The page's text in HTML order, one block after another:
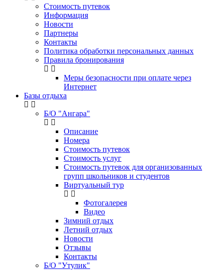
Стоимость путевок
Информация
Новости
Партнеры
Контакты
Политика обработки персональных данных
Правила бронирования
Меры безопасности при оплате через
Интернет
Базы отдыха
Б/О "Ангара"
Описание
Номера
Стоимость путевок
Стоимость услуг
Стоимость путевок для организованных
групп школьников и студентов
Виртуальный тур
Фотогалерея
Видео
Зимний отдых
Летний отдых
Новости
Отзывы
Контакты
Б/О "Утулик"